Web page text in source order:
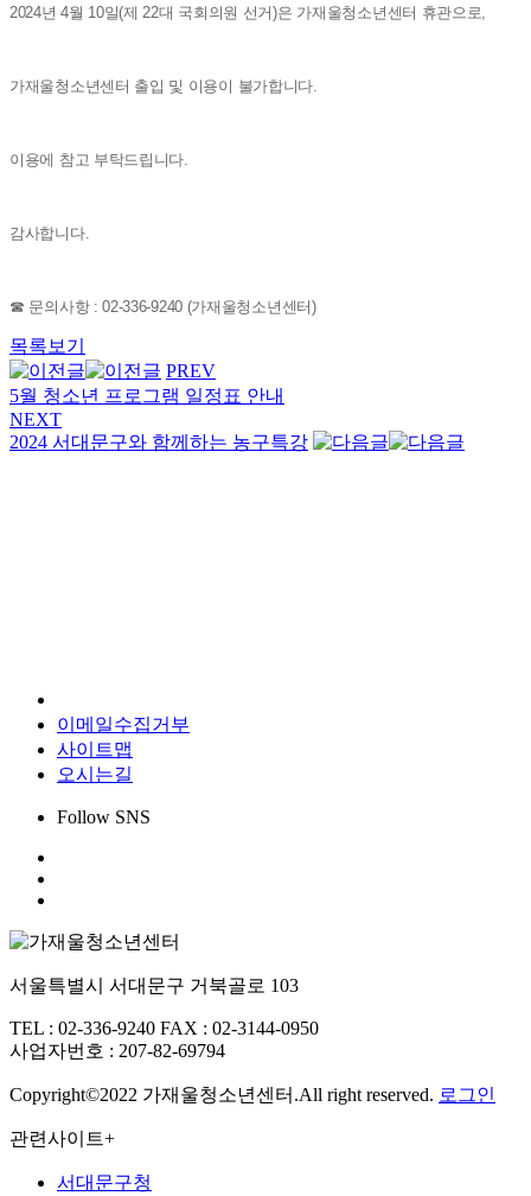
2024년 4월 10일(제 22대 국회의원 선거)은 가재울청소년센터 휴관으로,
가재울청소년센터 출입 및 이용이 불가합니다.
이용에 참고 부탁드립니다.
감사합니다.
☎ 문의사항 : 02-336-9240 (가재울청소년센터)
목록보기
PREV
5월 청소년 프로그램 일정표 안내
NEXT
2024 서대문구와 함께하는 농구특강
이메일수집거부
사이트맵
오시는길
Follow SNS
서울특별시 서대문구 거북골로 103
TEL : 02-336-9240 FAX : 02-3144-0950
사업자번호 : 207-82-69794
Copyright©2022 가재울청소년센터.All right reserved. 로그인
관련사이트+
서대문구청